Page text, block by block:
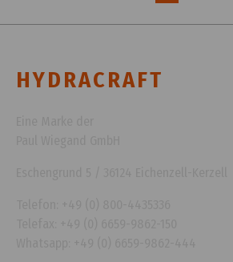
HYDRACRAFT